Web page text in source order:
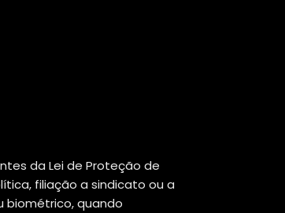
da Lei de Proteção de
filiação a sindicato ou a
biométrico, quando